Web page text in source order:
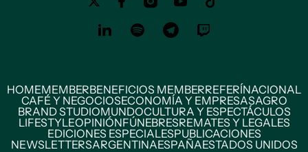
HOMEMEMBERBENEFICIOS MEMBERREFERÍNACIONAL
CAFÉ Y NEGOCIOSECONOMÍA Y EMPRESASAGRO
BRAND STUDIOMUNDOCULTURA Y ESPECTÁCULOS
LIFESTYLEOPINIÓNFÚNEBRESREMATES Y LEGALES
EDICIONES ESPECIALESPUBLICACIONES
NEWSLETTERSARGENTINAESPAÑAESTADOS UNIDOS